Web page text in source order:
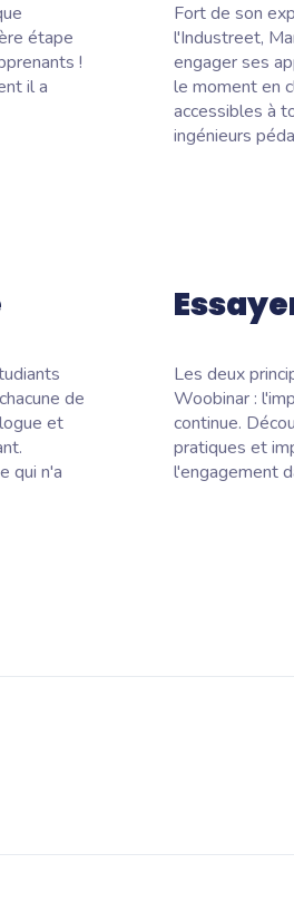
étape
!
il a
Fort de son
l'Industreet,
engager ses
le moment en
accessibles à
ingénieurs
de
et
qui n'a
Les deux
Woobinar :
continue.
pratiques et
l'engagement